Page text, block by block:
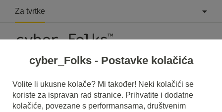
Za tvrtke
Podrška»Nove usluge i njihova obnova
cyber_Folks - Postavke kolačića
Volite li ukusne kolače? Mi također! Neki kolačići se
koriste za ispravan rad stranice. Prihvatite i dodatne
kolačiće, povezane s performansama, društvenim